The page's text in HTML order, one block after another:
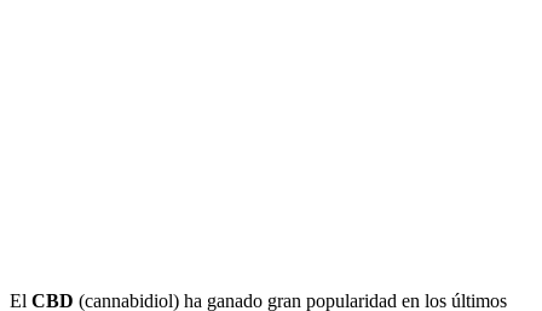
El CBD (cannabidiol) ha ganado gran popularidad en los últimos